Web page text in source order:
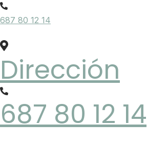
687 80 12 14
Dirección
687 80 12 14